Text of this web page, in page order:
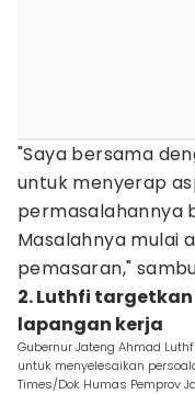
"Saya bersama
untuk menyerap
permasalahannya
Masalahnya mulai
pemasaran,"
2. Luthfi targetkan
lapangan kerja
Gubernur Jateng Ahmad
untuk menyelesaikan
Times/Dok Humas Pemprov